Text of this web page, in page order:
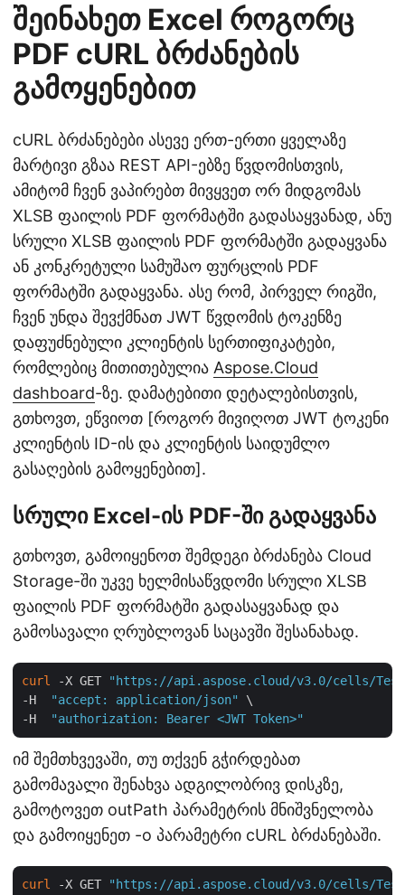
შეინახეთ Excel როგორც
PDF cURL ბრძანების
გამოყენებით
cURL ბრძანებები ასევე ერთ-ერთი ყველაზე
მარტივი გზაა REST API-ებზე წვდომისთვის,
ამიტომ ჩვენ ვაპირებთ მივყვეთ ორ მიდგომას
XLSB ფაილის PDF ფორმატში გადასაყვანად, ანუ
სრული XLSB ფაილის PDF ფორმატში გადაყვანა
ან კონკრეტული სამუშაო ფურცლის PDF
ფორმატში გადაყვანა. ასე რომ, პირველ რიგში,
ჩვენ უნდა შევქმნათ JWT წვდომის ტოკენზე
დაფუძნებული კლიენტის სერთიფიკატები,
რომლებიც მითითებულია Aspose.Cloud
dashboard-ზე. დამატებითი დეტალებისთვის,
გთხოვთ, ეწვიოთ [როგორ მივიღოთ JWT ტოკენი
კლიენტის ID-ის და კლიენტის საიდუმლო
გასაღების გამოყენებით].
სრული Excel-ის PDF-ში გადაყვანა
გთხოვთ, გამოიყენოთ შემდეგი ბრძანება Cloud
Storage-ში უკვე ხელმისაწვდომი სრული XLSB
ფაილის PDF ფორმატში გადასაყვანად და
გამოსავალი ღრუბლოვან საცავში შესანახად.
curl -X GET
"https://api.aspose.cloud/v3.0/cells/
-H
"accept: application/json"
\
-H
"authorization: Bearer <JWT Token>"
იმ შემთხვევაში, თუ თქვენ გჭირდებათ
გამომავალი შენახვა ადგილობრივ დისკზე,
გამოტოვეთ outPath პარამეტრის მნიშვნელობა
და გამოიყენეთ -o პარამეტრი cURL ბრძანებაში.
curl -X GET "https://api.aspose.cloud/v3.0/cells/